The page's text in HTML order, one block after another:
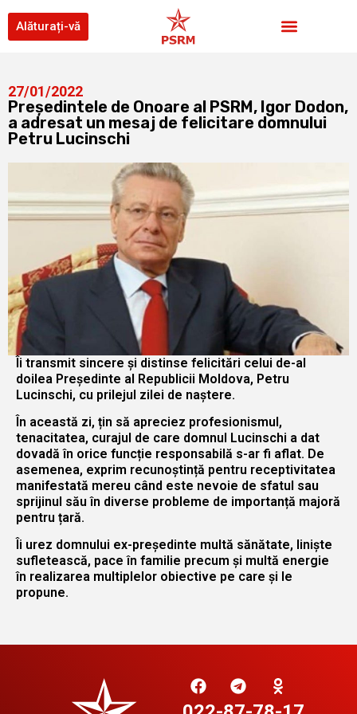
Alăturați-vă
27/01/2022
Președintele de Onoare al PSRM, Igor Dodon,
a adresat un mesaj de felicitare domnului
Petru Lucinschi
Îi transmit sincere și distinse felicitări celui de-al
doilea Președinte al Republicii Moldova, Petru
Lucinschi, cu prilejul zilei de naștere.
În această zi, țin să apreciez profesionismul,
tenacitatea, curajul de care domnul Lucinschi a dat
dovadă în orice funcție responsabilă s-ar fi aflat. De
asemenea, exprim recunoștință pentru receptivitatea
manifestată mereu când este nevoie de sfatul sau
sprijinul său în diverse probleme de importanță majoră
pentru țară.
Îi urez domnului ex-președinte multă sănătate, liniște
sufletească, pace în familie precum și multă energie
în realizarea multiplelor obiective pe care și le
propune.